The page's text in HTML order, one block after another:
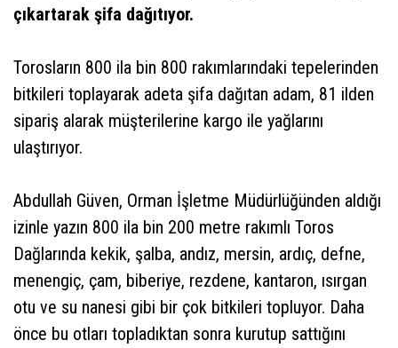
çıkartarak şifa dağıtıyor.
Torosların 800 ila bin 800 rakımlarındaki tepelerinden
bitkileri toplayarak adeta şifa dağıtan adam, 81 ilden
sipariş alarak müşterilerine kargo ile yağlarını
ulaştırıyor.
Abdullah Güven, Orman İşletme Müdürlüğünden aldığı
izinle yazın 800 ila bin 200 metre rakımlı Toros
Dağlarında kekik, şalba, andız, mersin, ardıç, defne,
menengiç, çam, biberiye, rezdene, kantaron, ısırgan
otu ve su nanesi gibi bir çok bitkileri topluyor. Daha
önce bu otları topladıktan sonra kurutup sattığını